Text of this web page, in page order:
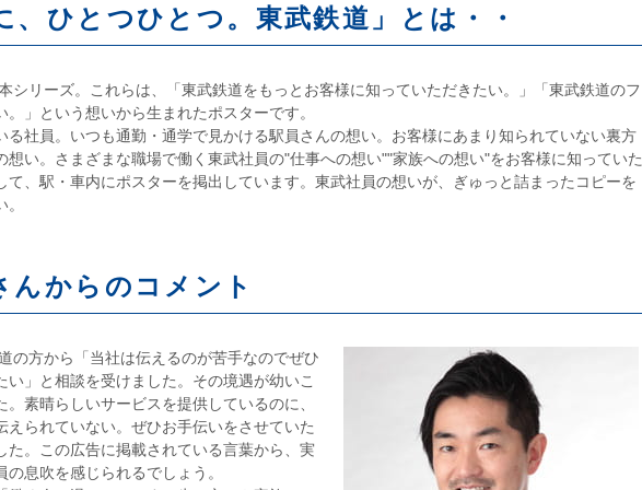
、ひとつひとつ。東武鉄道」とは・・
シリーズ。これらは、「東武鉄道をもっとお客様に知っていただきたい。」「東武鉄道のフ
」という想いから生まれたポスターです。
る社員。いつも通勤・通学で見かける駅員さんの想い。お客様にあまり知られていない裏方
想い。さまざまな職場で働く東武社員の"仕事への想い""家族への想い"をお客様に知っていた
て、駅・車内にポスターを掲出しています。東武社員の想いが、ぎゅっと詰まったコピーを
んからのコメント
の方から「当社は伝えるのが苦手なのでぜひ
い」と相談を受けました。その境遇が幼いこ
素晴らしいサービスを提供しているのに、
えられていない。ぜひお手伝いをさせていた
た。この広告に掲載されている言葉から、実
息吹を感じられるでしょう。